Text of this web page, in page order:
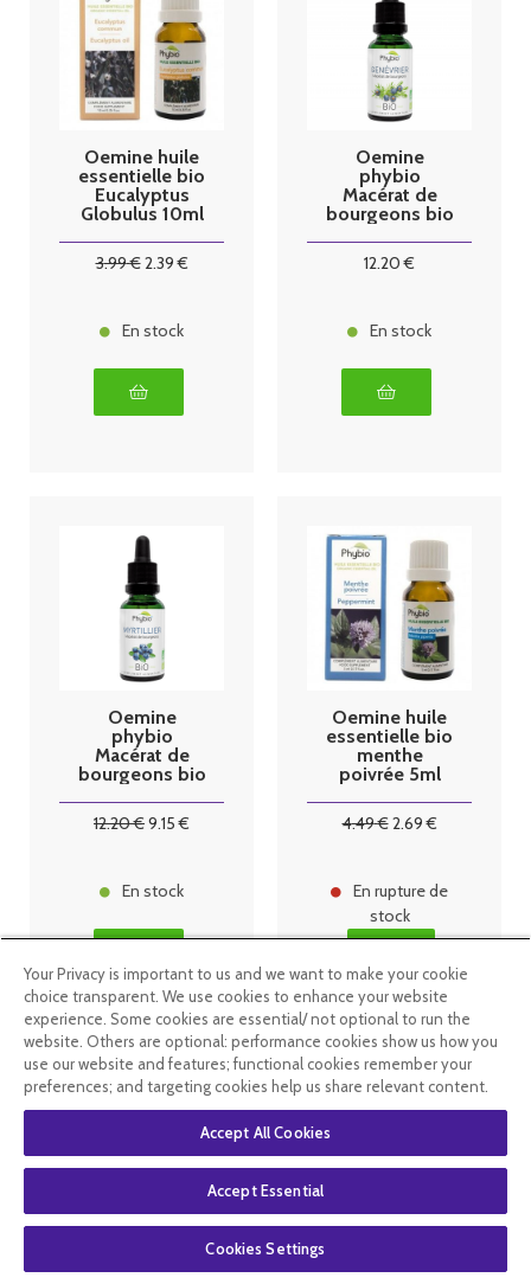
Oemine huile
essentielle bio
Eucalyptus
Globulus 10ml
3.99€2.39€
En stock
Oemine
phybio
Macérat de
bourgeons bio
12.20 €
En stock
Oemine
phybio
Macérat de
bourgeons bio
12.20€9.15 €
En stock
Oemine huile
essentielle bio
menthe
poivrée 5ml
4.49€2.69€
En rupture de
stock
Oemine Oemine huile
Your Privacy is important to us and we want to make your cookie
choice transparent. We use cookies to enhance your website
experience. Some cookies are essential/ not optional to run the
website. Others are optional: performance cookies show us how you
use our website and features; functional cookies remember your
preferences; and targeting cookies help us share relevant content.
Accept All Cookies
Accept Essential
Cookies Settings